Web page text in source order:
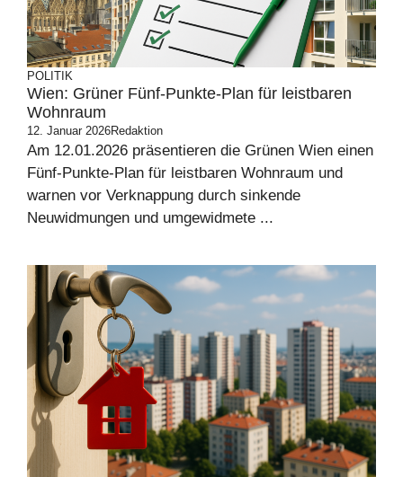
POLITIK
Wien: Grüner Fünf-Punkte-Plan für leistbaren
Wohnraum
12. Januar 2026Redaktion
Am 12.01.2026 präsentieren die Grünen Wien einen
Fünf-Punkte-Plan für leistbaren Wohnraum und
warnen vor Verknappung durch sinkende
Neuwidmungen und umgewidmete ...